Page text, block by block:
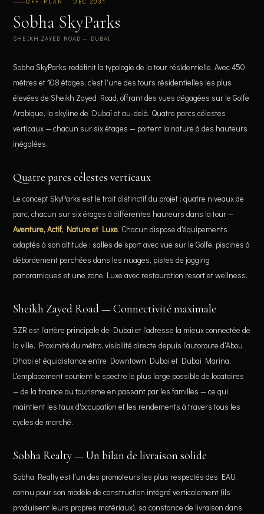
OFF-PLAN · DEC 2031
Sobha SkyParks
SHEIKH ZAYED ROAD — DUBAI
Sobha SkyParks redéfinit la typologie de la tour résidentielle. Avec 450
mètres et 108 étages, c'est l'une des tours résidentielles les plus
élevées de Sheikh Zayed Road, offrant des vues dégagées sur le Golfe
Arabique, la skyline de Dubaï et au-delà. Quatre parcs célestes
verticaux — chacun sur six étages — portent la nature à des hauteurs
inégalées.
Quatre parcs célestes verticaux
Le concept SkyParks est le trait distinctif du projet : quatre niveaux de
parc, chacun sur six étages à différentes hauteurs dans la tour —
Aventure, Actif, Nature et Luxe. Chacun dispose d'équipements
adaptés à son altitude : salles de sport avec vue sur le Golfe, piscines à
débordement perchées dans les nuages, pistes de jogging
panoramiques et une zone Luxe avec restauration resort et wellness.
Sheikh Zayed Road — Connectivité maximale
SZR est l'artère principale de Dubaï et l'adresse la mieux connectée de
la ville. Proximité du métro, visibilité directe depuis l'autoroute d'Abou
Dhabi et équidistance entre Downtown Dubaï et Dubai Marina.
L'emplacement soutient le spectre le plus large possible de locataires
— de la finance au tourisme en passant par les familles — ce qui
maintient les taux d'occupation et les rendements à travers tous les
cycles de marché.
Sobha Realty — Un bilan de livraison solide
Sobha Realty est l'un des promoteurs les plus respectés des EAU,
connu pour son modèle de construction intégré verticalement (ils
produisent leurs propres matériaux), sa constance de livraison dans